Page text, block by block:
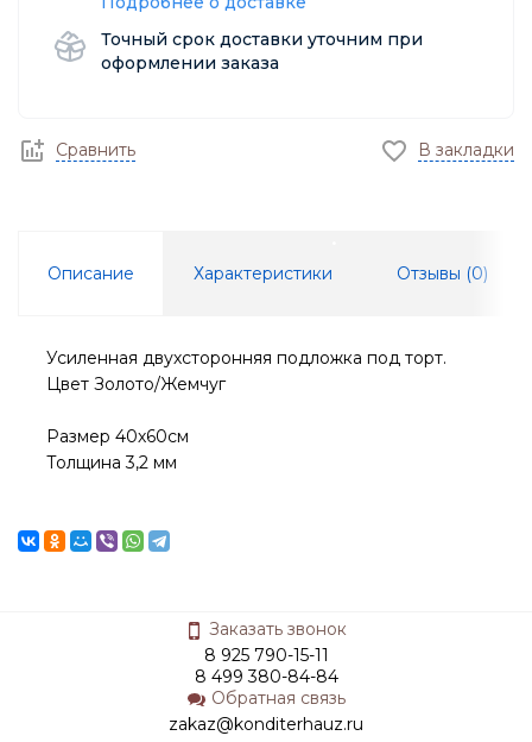
Точный срок доставки уточним при
оформлении заказа
Сравнить В закладки
Описание Характеристики Отзывы (0)
Усиленная двухсторонняя подложка под торт.
Цвет Золото/Жемчуг
Размер 40х60см
Толщина 3,2 мм
Заказать звонок
8 925 790-15-11
8 499 380-84-84
Обратная связь
zakaz@konditerhauz.ru